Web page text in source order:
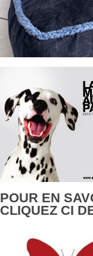
POUR EN
CLIQUEZ CI